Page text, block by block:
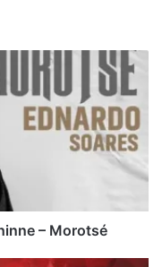
– Morotsé